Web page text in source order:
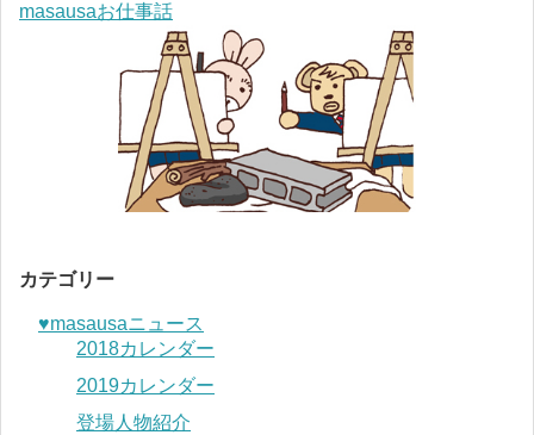
masausaお仕事話
カテゴリー
♥︎masausaニュース
2018カレンダー
2019カレンダー
登場人物紹介